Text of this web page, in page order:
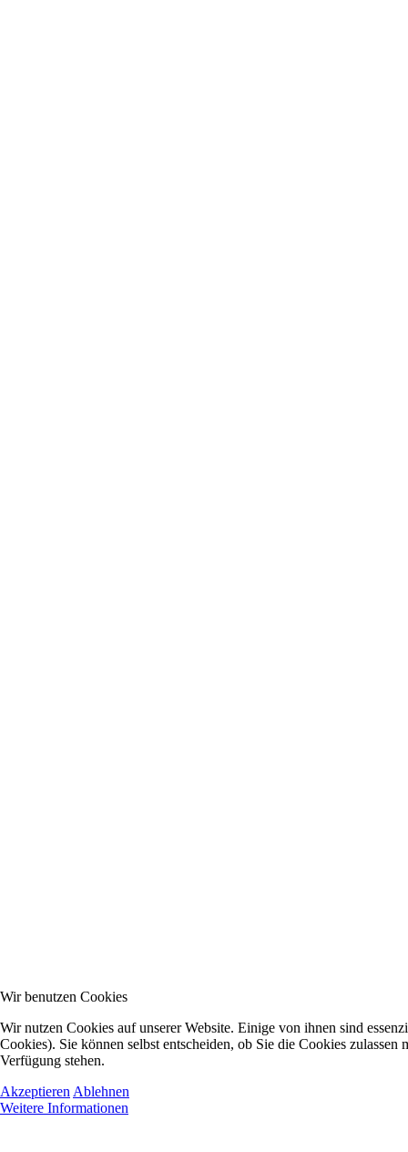
Wir benutzen Cookies
Wir nutzen Cookies auf unserer Website. Einige von ihnen sind
Cookies). Sie können selbst entscheiden, ob Sie die Cookies
Verfügung stehen.
Akzeptieren Ablehnen
Weitere Informationen